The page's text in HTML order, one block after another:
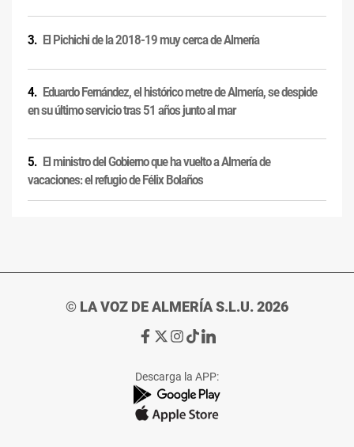
El Pichichi de la 2018-19 muy cerca de Almería
Eduardo Fernández, el histórico metre de Almería, se despide
en su último servicio tras 51 años junto al mar
El ministro del Gobierno que ha vuelto a Almería de
vacaciones: el refugio de Félix Bolaños
© LA VOZ DE ALMERÍA S.L.U. 2026
Ir
de
La
Voz
Ir
de
La
Voz
Ir
de
La
Voz
Ir
de
La
Voz
Ir
de
La
Voz
Descarga la APP: